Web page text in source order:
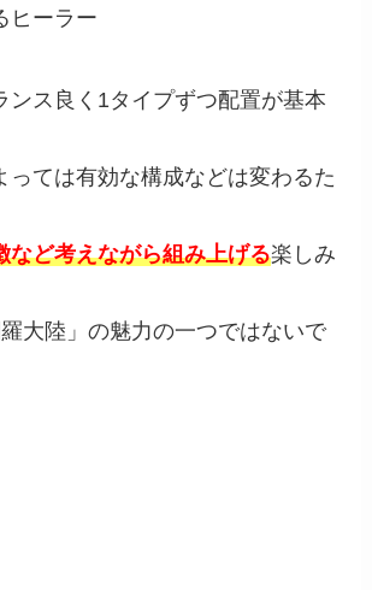
ヒーラー
ンス良く1タイプずつ配置が基本
っては有効な構成などは変わるた
など考えながら組み上げる楽しみ
羅大陸」の魅力の一つではないで